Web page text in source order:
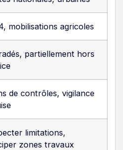
mobilisations agricoles
partiellement hors
de contrôles, vigilance
limitations,
zones travaux